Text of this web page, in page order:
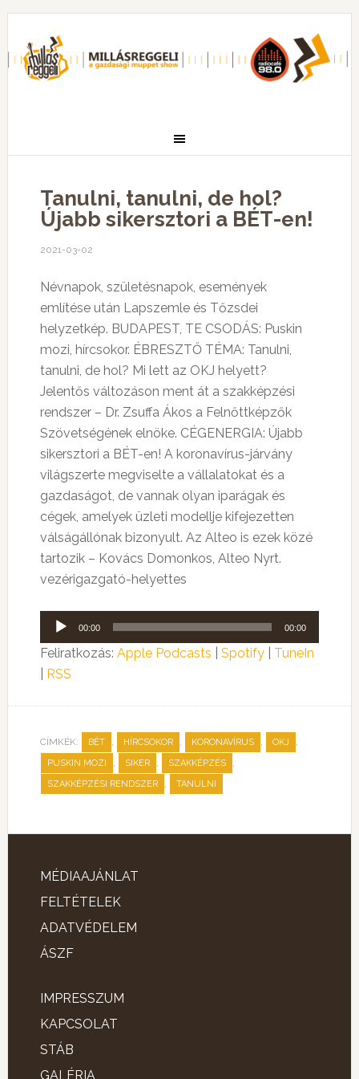
Tanulni, tanulni, de hol?
Újabb sikersztori a BÉT-en!
2021-03-02
Névnapok, születésnapok, események
említése után Lapszemle és Tőzsdei
helyzetkép. BUDAPEST, TE CSODÁS: Puskin
mozi, hírcsokor. ÉBRESZTŐ TÉMA: Tanulni,
tanulni, de hol? Mi lett az OKJ helyett?
Jelentős változáson ment át a szakképzési
rendszer – Dr. Zsuffa Ákos a Felnőttképzők
Szövetségének elnöke. CÉGENERGIA: Újabb
sikersztori a BÉT-en! A koronavírus-járvány
világszerte megviselte a vállalatokat és a
gazdaságot, de vannak olyan iparágak és
cégek, amelyek üzleti modellje kifejezetten
válságállónak bizonyult. Az Alteo is ezek közé
tartozik – Kovács Domonkos, Alteo Nyrt.
vezérigazgató-helyettes
Audió
lejátszó
00:00 00:00
Feliratkozás: Apple Podcasts Spotify| TuneIn
RSS
CÍMKÉK: BÉT , HÍRCSOKOR , KORONAVÍRUS , OKJ ,
PUSKIN MOZI , SIKER , SZAKKÉPZÉS ,
SZAKKÉPZÉSI RENDSZER , TANULNI
MÉDIAAJÁNLAT
FELTÉTELEK
ADATVÉDELEM
ÁSZF
IMPRESSZUM
KAPCSOLAT
STÁB
GALÉRIA